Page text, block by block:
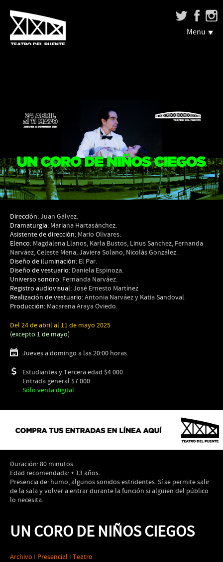
Menu
Dirección:Juan Gálvez.
Dramaturgia: Mariana Hartasánchez.
Asistente de dirección: Mario Olivares.
Elenco: Magdalena Llanos, Karla Bustos, Linus Sanchez, Fernanda
Narváez, Celeste Mena, Javiera Solano, Nicolás González.
Diseño de iluminación: El Par.
Diseño de vestuario: Daniela Espinoza.
Universo sonoro: Fernanda Narváez.
Registro audiovisual:José Ernesto Martínez
Realización de vestuario:Antonia Narváez y Katia Sandoval.
Producción: Macarena Araya Oviedo.
Del 24 de abril al 11 de mayo 2025
(excepto 1 de mayo)
Jueves a domingo a las 20:00 horas.
Estudiantes y Tercera edad $4.000.
Entrada general $7.000.
Sólo venta digital.
Duración: 80 minutos.
Edad recomendada: + 13 años.
Presencia de: humo, algunos sonidos estridentes. Sí se permite salir
de la sala y volver a entrar durante la función si alguien del público
lo necesita.
UN CORO DE NIÑOS CIEGOS
Archivo I Presencial I Teatro